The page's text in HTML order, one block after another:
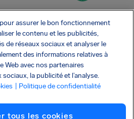
SocialTwitter
SocialInstagram
SocialLinkedin
NOTRE APPLI GRATUITE
Cookies Imprint
assurer le bon fonctionnement
le contenu et les publicités,
de réseaux sociaux et analyser le
des informations relatives à
Web avec nos partenaires
la publicité et l’analyse.
| Politique de confidentialité
tous les cookies